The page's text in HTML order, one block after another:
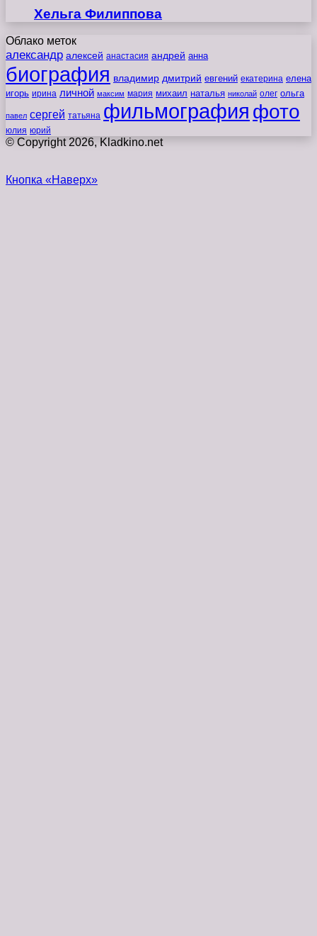
Хельга Филиппова
Облако меток
александр алексей анастасия андрей анна
биография владимир дмитрий евгений екатерина елена
игорь ирина личной максим мария михаил наталья николай олег ольга
павел сергей татьяна фильмография фото
юлия юрий
© Copyright 2026, Kladkino.net
Кнопка «Наверх»